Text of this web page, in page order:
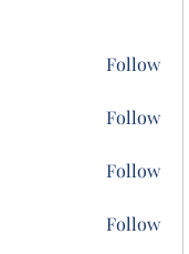
Follow
Follow
Follow
Follow